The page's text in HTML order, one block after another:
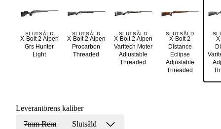
X-Bolt 2 Alpen
Grs Hunter
Light
SLUTSÅLD
X-Bolt 2 Alpen
Procarbon
Threaded
SLUTSÅLD
X-Bolt 2 Alpen
Varitech Moter
Adjustable
Threaded
SLUTSÅLD
X-Bolt 2
Distance
Eclipse
Adjustable
Threaded
SLUTSÅLD
Leverantörens kaliber
7mm Rem
Slutsåld